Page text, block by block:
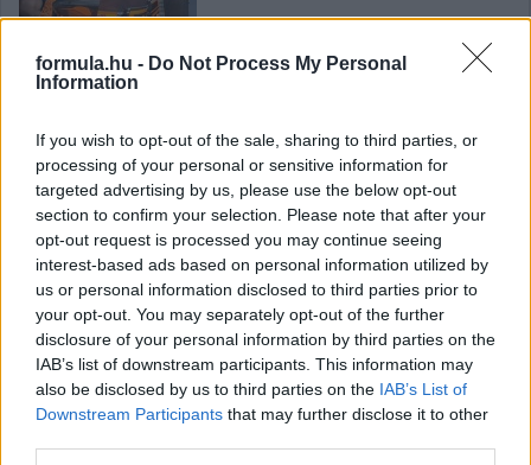
formula.hu - Do Not Process My Personal
Information
If you wish to opt-out of the sale, sharing to third parties, or
processing of your personal or sensitive information for
targeted advertising by us, please use the below opt-out
section to confirm your selection. Please note that after your
opt-out request is processed you may continue seeing
interest-based ads based on personal information utilized by
us or personal information disclosed to third parties prior to
your opt-out. You may separately opt-out of the further
disclosure of your personal information by third parties on the
IAB’s list of downstream participants. This information may
also be disclosed by us to third parties on the IAB’s List of
Downstream Participants that may further disclose it to other
Az F1-es csapatok fejlesztései a Belga
Nagydíjra
Hallgasd meg a Formula Podcast
legfrissebb adását!